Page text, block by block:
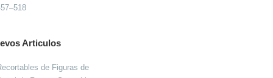
Articulos
de Figuras de